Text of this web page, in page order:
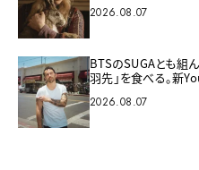
2026.08.07
BTSのSUGAとも組
羽先」を食べる。新
2026.08.07